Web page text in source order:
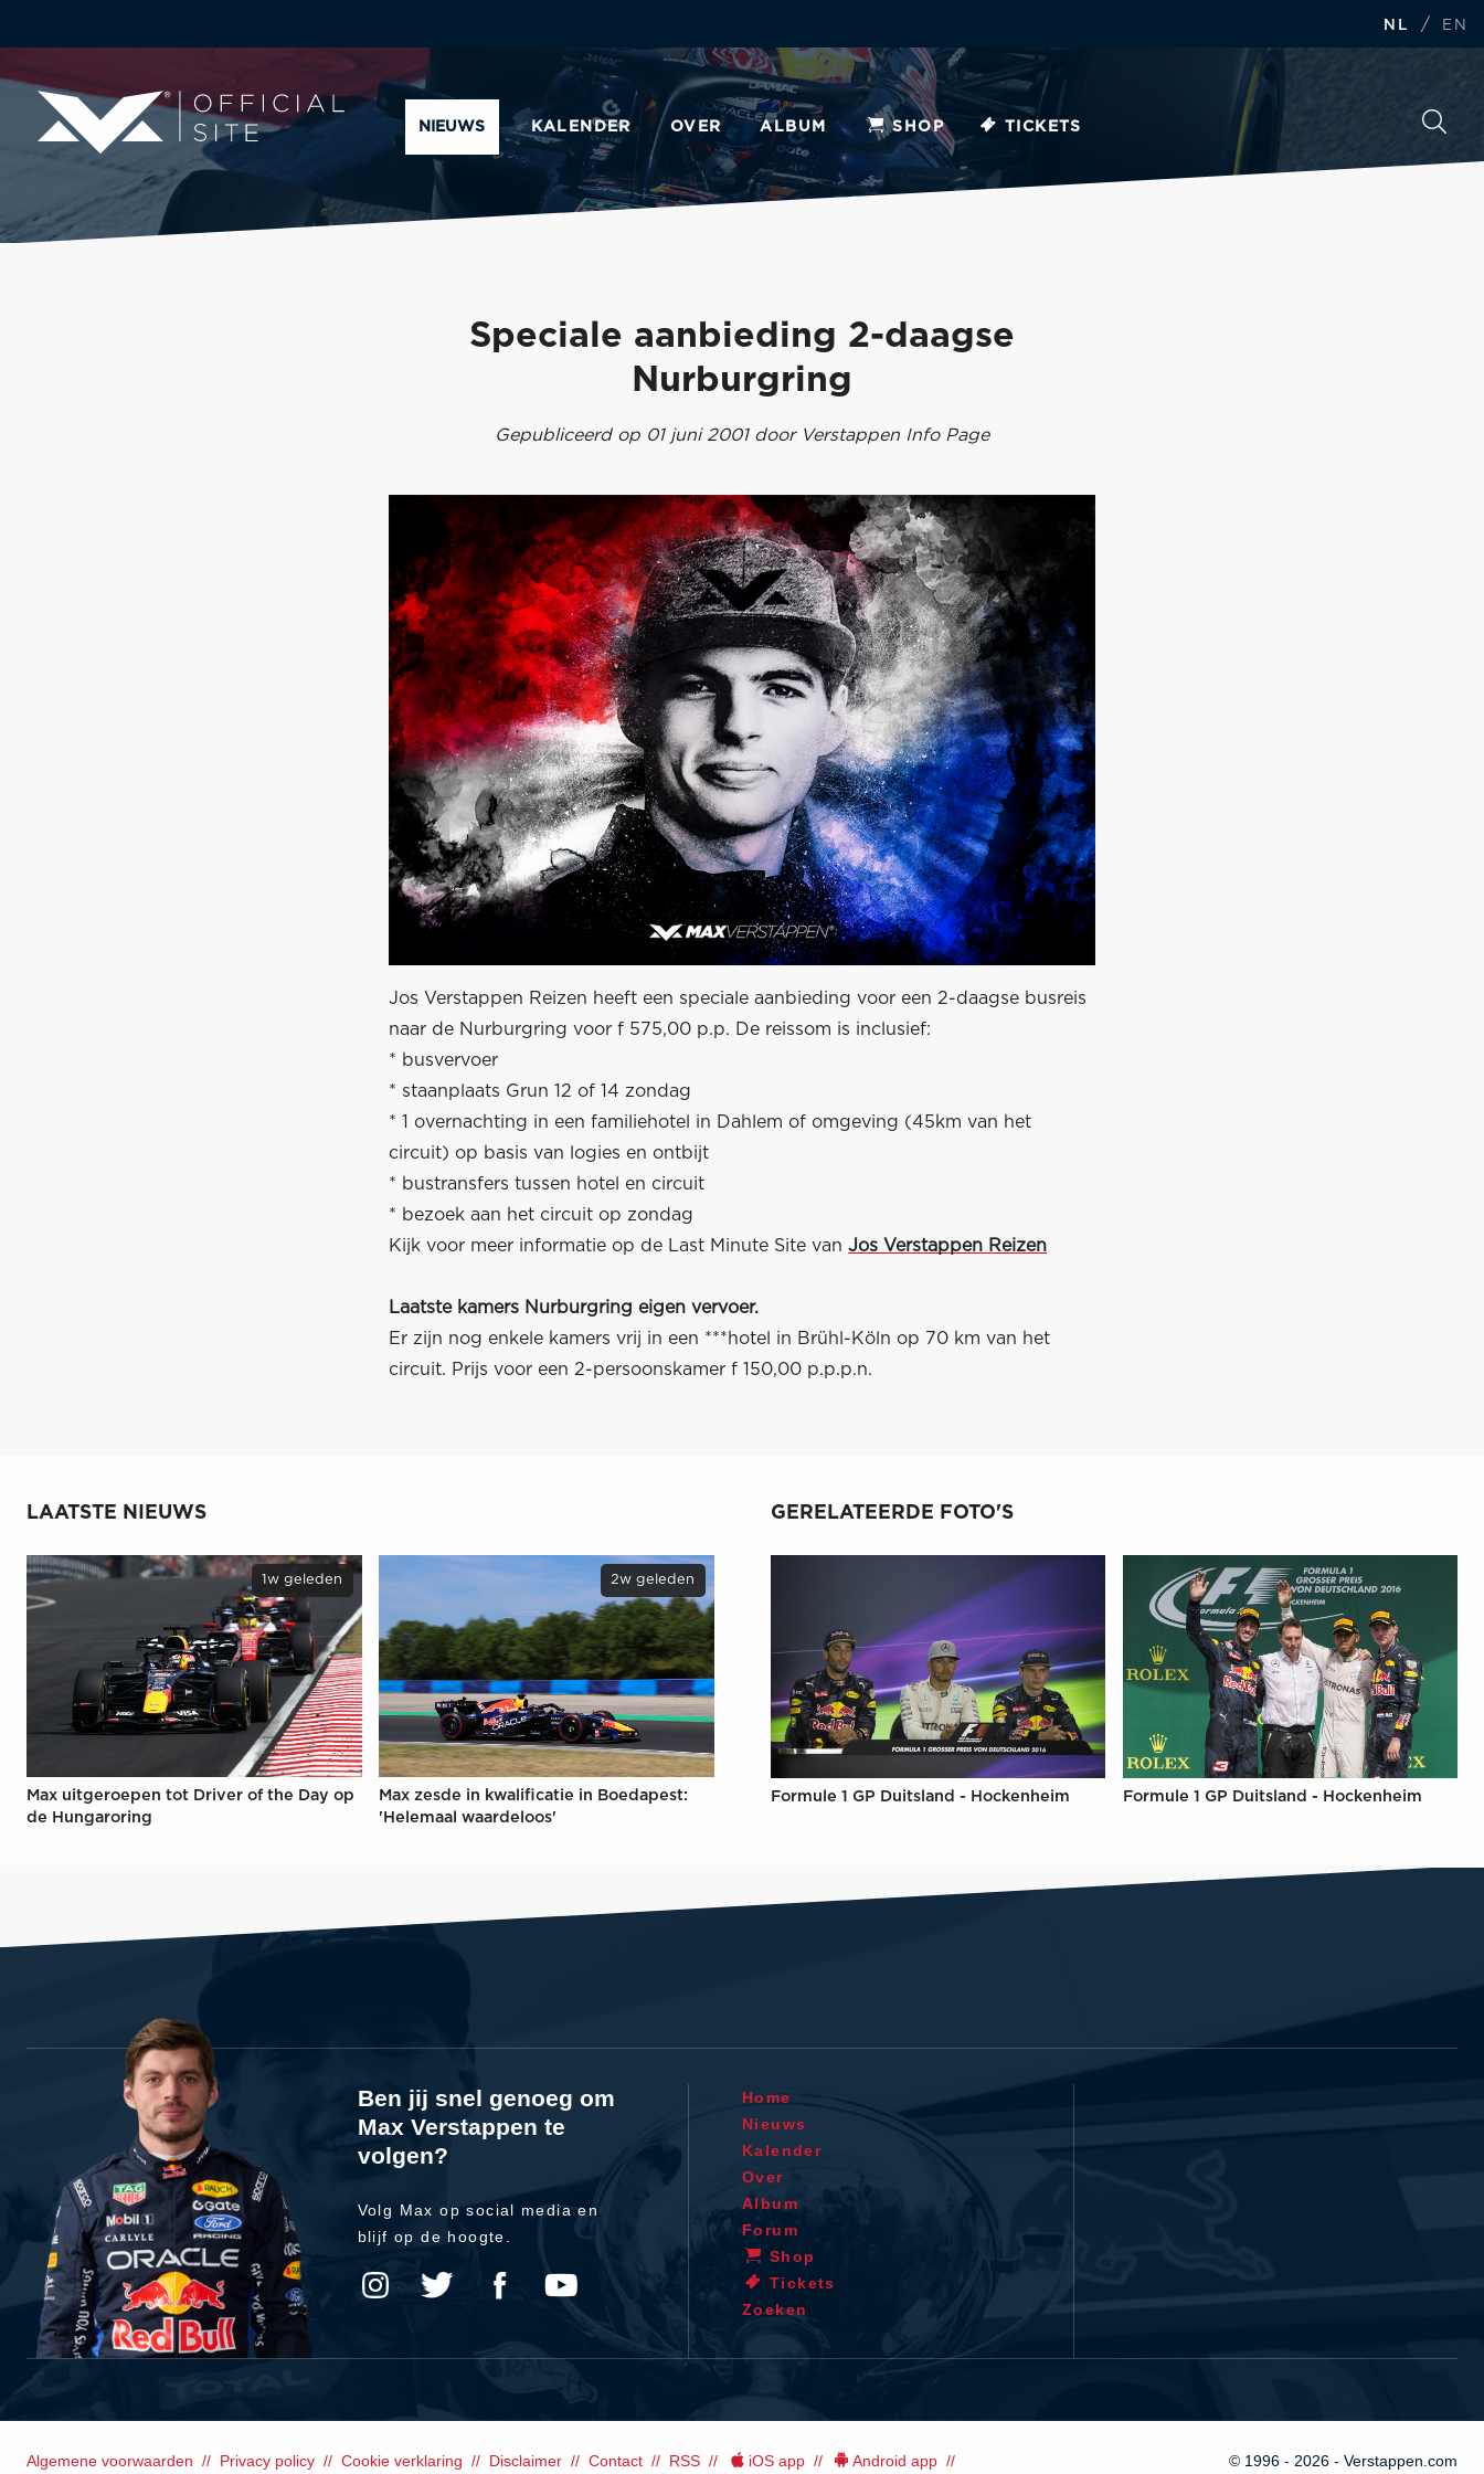
NL / EN
NIEUWS KALENDER OVER ALBUM SHOP TICKETS
Speciale aanbieding 2-daagse
Nurburgring
Gepubliceerd op 01 juni 2001 door Verstappen Info Page
Jos Verstappen Reizen heeft een speciale aanbieding voor een 2-daagse busreis
naar de Nurburgring voor f 575,00 p.p. De reissom is inclusief:
* busvervoer
* staanplaats Grun 12 of 14 zondag
* 1 overnachting in een familiehotel in Dahlem of omgeving (45km van het
circuit) op basis van logies en ontbijt
* bustransfers tussen hotel en circuit
* bezoek aan het circuit op zondag
Kijk voor meer informatie op de Last Minute Site van Jos Verstappen Reizen
Laatste kamers Nurburgring eigen vervoer.
Er zijn nog enkele kamers vrij in een ***hotel in Brühl-Köln op 70 km van het
circuit. Prijs voor een 2-persoonskamer f 150,00 p.p.p.n.
LAATSTE NIEUWS
1w geleden
Max uitgeroepen tot Driver of the Day op
de Hungaroring
2w geleden
Max zesde in kwalificatie in Boedapest:
'Helemaal waardeloos'
GERELATEERDE FOTO'S
Formule 1 GP Duitsland - Hockenheim Formule 1 GP Duitsland - Hockenheim
Ben jij snel genoeg om
Max Verstappen te
volgen?
Volg Max op social media en
blijf op de hoogte.
Home
Nieuws
Kalender
Over
Album
Forum
Shop
Tickets
Zoeken
Algemene voorwaarden Privacy policy Cookie verklaring Disclaimer Contact RSS iOS app Android app © 1996 - 2026 - Verstappen.com